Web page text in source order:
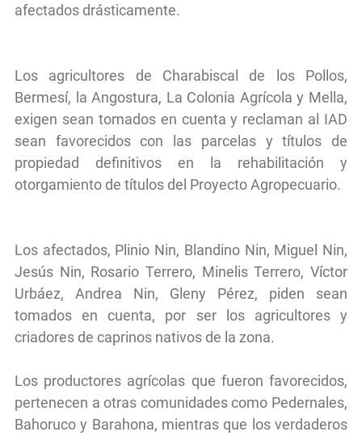
afectados drásticamente.
Los agricultores de Charabiscal de los Pollos,
Bermesí, la Angostura, La Colonia Agrícola y Mella,
exigen sean tomados en cuenta y reclaman al IAD
sean favorecidos con las parcelas y títulos de
propiedad definitivos en la rehabilitación y
otorgamiento de títulos del Proyecto Agropecuario.
Los afectados, Plinio Nin, Blandino Nin, Miguel Nin,
Jesús Nin, Rosario Terrero, Minelis Terrero, Víctor
Urbáez, Andrea Nin, Gleny Pérez, piden sean
tomados en cuenta, por ser los agricultores y
criadores de caprinos nativos de la zona.
Los productores agrícolas que fueron favorecidos,
pertenecen a otras comunidades como Pedernales,
Bahoruco y Barahona, mientras que los verdaderos